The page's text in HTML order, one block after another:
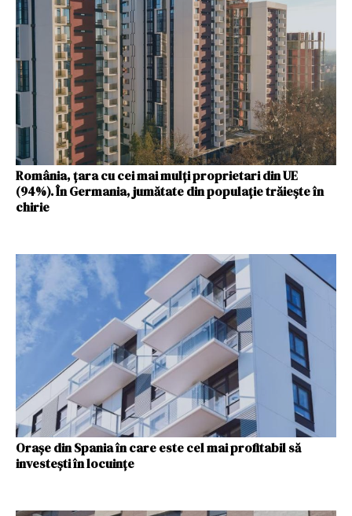
România, ţara cu cei mai mulți proprietari din UE
(94%). În Germania, jumătate din populație trăiește în
chirie
Orașe din Spania în care este cel mai profitabil să
investești în locuințe